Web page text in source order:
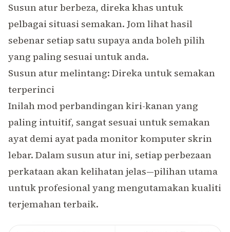
Susun atur berbeza, direka khas untuk
pelbagai situasi semakan. Jom lihat hasil
sebenar setiap satu supaya anda boleh pilih
yang paling sesuai untuk anda.
Susun atur melintang: Direka untuk semakan
terperinci
Inilah mod perbandingan kiri-kanan yang
paling intuitif, sangat sesuai untuk semakan
ayat demi ayat pada monitor komputer skrin
lebar. Dalam susun atur ini, setiap perbezaan
perkataan akan kelihatan jelas—pilihan utama
untuk profesional yang mengutamakan kualiti
terjemahan terbaik.